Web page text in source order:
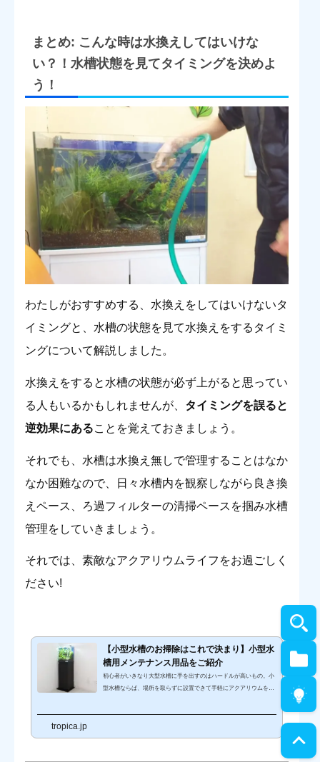
まとめ: こんな時は水換えしてはいけな
い？！水槽状態を見てタイミングを決めよ
う！
わたしがおすすめする、水換えをしてはいけないタ
イミングと、水槽の状態を見て水換えをするタイミ
ングについて解説しました。
水換えをすると水槽の状態が必ず上がると思ってい
る人もいるかもしれませんが、 タイミングを誤ると
逆効果にあることを覚えておきましょう。
それでも、水槽は水換え無しで管理することはなか
なか困難なので、日々水槽内を観察しながら良き換
えペース、ろ過フィルターの清掃ペースを掴み水槽
管理をしていきましょう。
それでは、素敵なアクアリウムライフをお過ごしく
ださい!
【小型水槽のお掃除はこれで決まり】小型水
槽用メンテナンス用品をご紹介
初心者がいきなり大型水槽に手を出すのはハードルが高いもの。小
型水槽ならば、場所を取らずに設置できて手軽にアクアリウムを楽
かったり、勢いが強すぎたりと不都合が出てくることがあります。
tropica.jp